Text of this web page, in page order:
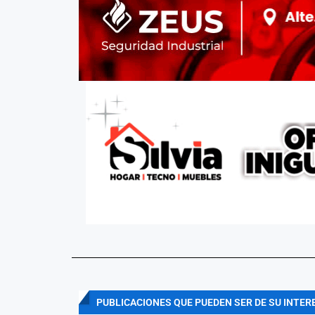
PUBLICACIONES QUE PUEDEN SER DE SU